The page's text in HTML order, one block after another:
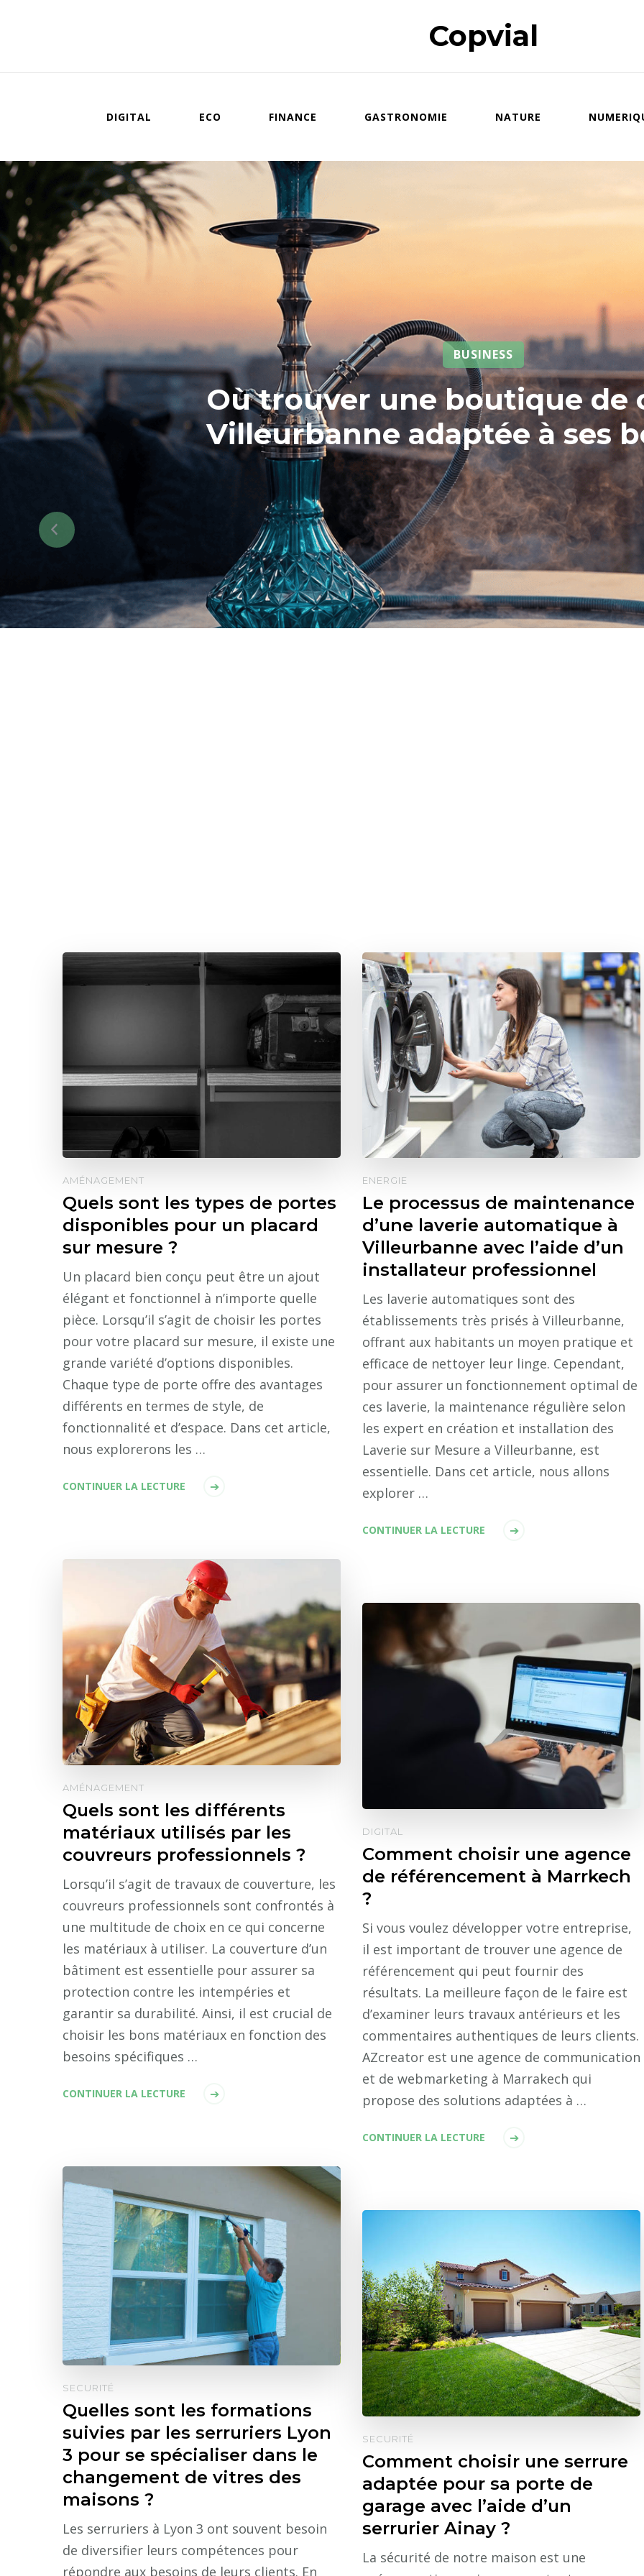
Copvial
DIGITAL ECO FINANCE GASTRONOMIE NATURE
BUSINESS
Où trouver une boutique de
Villeurbanne adaptée à ses
AMÉNAGEMENT
Quels sont les types de portes
disponibles pour un placard
sur mesure ?
Un placard bien conçu peut être un ajout
élégant et fonctionnel à n’importe quelle
pièce. Lorsqu’il s’agit de choisir les portes
pour votre placard sur mesure, il existe une
grande variété d’options disponibles.
Chaque type de porte offre des avantages
différents en termes de style, de
fonctionnalité et d’espace. Dans cet article,
nous explorerons les …
CONTINUER LA LECTURE
ENERGIE
Le processus de maintenance
d’une laverie automatique à
Villeurbanne avec l’aide d’un
installateur professionnel
Les laverie automatiques sont des
établissements très prisés à Villeurbanne,
offrant aux habitants un moyen pratique et
efficace de nettoyer leur linge. Cependant,
pour assurer un fonctionnement optimal de
ces laverie, la maintenance régulière selon
les expert en création et installation des
Laverie sur Mesure a Villeurbanne, est
essentielle. Dans cet article, nous allons
explorer …
CONTINUER LA LECTURE
AMÉNAGEMENT
Quels sont les différents
matériaux utilisés par les
couvreurs professionnels ?
Lorsqu’il s’agit de travaux de couverture, les
couvreurs professionnels sont confrontés à
une multitude de choix en ce qui concerne
les matériaux à utiliser. La couverture d’un
bâtiment est essentielle pour assurer sa
protection contre les intempéries et
garantir sa durabilité. Ainsi, il est crucial de
choisir les bons matériaux en fonction des
besoins spécifiques …
CONTINUER LA LECTURE
DIGITAL
Comment choisir une agence
de référencement à Marrkech
?
Si vous voulez développer votre entreprise,
il est important de trouver une agence de
référencement qui peut fournir des
résultats. La meilleure façon de le faire est
d’examiner leurs travaux antérieurs et les
commentaires authentiques de leurs clients.
AZcreator est une agence de communication
et de webmarketing à Marrakech qui
propose des solutions adaptées à …
CONTINUER LA LECTURE
SECURITÉ
Quelles sont les formations
suivies par les serruriers Lyon
3 pour se spécialiser dans le
changement de vitres des
maisons ?
Les serruriers à Lyon 3 ont souvent besoin
de diversifier leurs compétences pour
répondre aux besoins de leurs clients. En
SECURITÉ
Comment choisir une serrure
adaptée pour sa porte de
garage avec l’aide d’un
serrurier Ainay ?
La sécurité de notre maison est une